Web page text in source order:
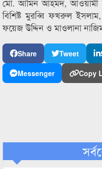
বিশিষ্ট মুরব্বি ফখরুল
ফয়েজ উদ্দিন ও মাওলানা
Share Tweet
Messenger
Copy